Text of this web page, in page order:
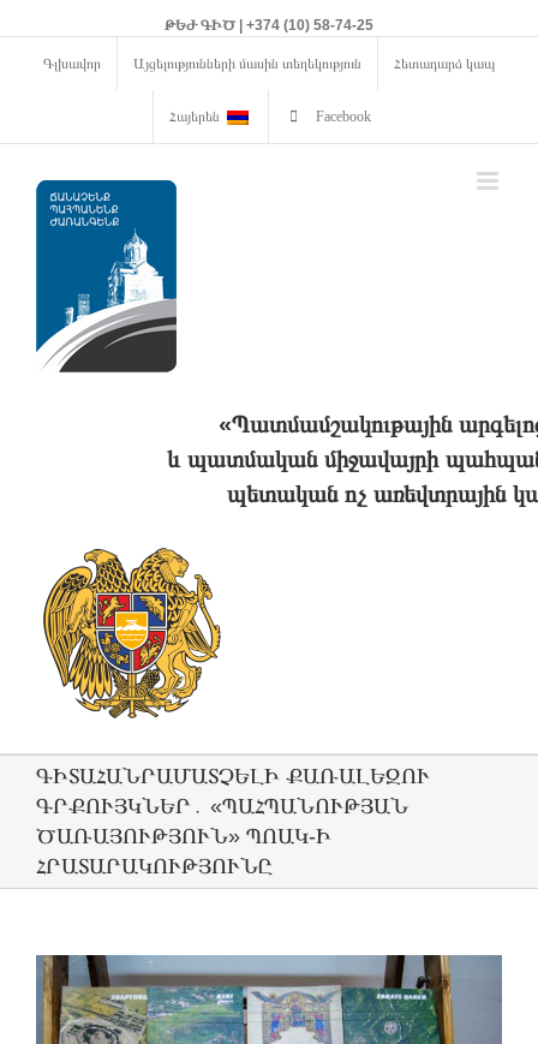
ԹԵԺ ԳԻԾ | +374 (10) 58-74-25
Գլխավոր Այցելությունների մասին տեղեկություն Հետադարձ կապ
Հայերեն Facebook
«Պատմամշակութային
և պատմական միջավայրի
պետական ոչ առեվտրային
ԳԻՏԱՀԱՆՐԱՄԱՏՉԵԼԻ ՔԱՌԱԼԵԶՈՒ
ԳՐՔՈՒՅԿՆԵՐ․ «ՊԱՀՊԱՆՈՒԹՅԱՆ
ԾԱՌԱՅՈՒԹՅՈՒՆ» ՊՈԱԿ-Ի
ՀՐԱՏԱՐԱԿՈՒԹՅՈՒՆԸ
View
Larger
Image